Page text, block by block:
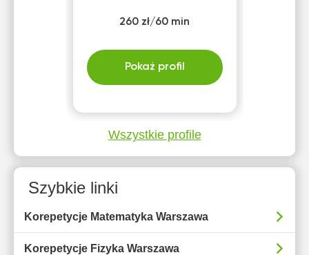
260 zł/60 min
Pokaż profil
Wszystkie profile
Szybkie linki
Korepetycje Matematyka Warszawa
Korepetycje Fizyka Warszawa